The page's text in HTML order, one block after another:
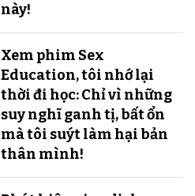
này!
Xem phim Sex
Education, tôi nhớ lại
thời đi học: Chỉ vì những
suy nghĩ ganh tị, bất ổn
mà tôi suýt làm hại bản
thân mình!